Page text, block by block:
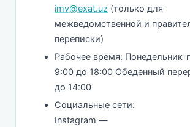
imv@exat.uz (только для
межведомственной и
переписки)
Рабочее время: Понедельник-
9:00 до 18:00 Обеденный
до 14:00
Социальные сети:
Instagram —